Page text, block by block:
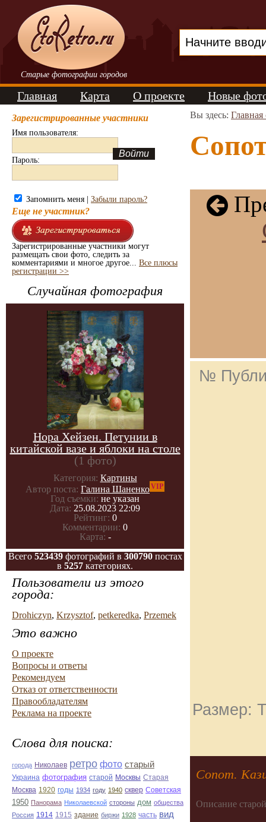
Старые фотографии городов
Главная Карта О проекте Новые
Зарегистрированные участники
Имя пользователя:
Пароль:
Запомнить меня | Забыли пароль?
Еще не участник?
Зарегистрированные участники могут
размещать свои фото, следить за
комментариями и многое другое... Все плюсы
регистрации >>
Случайная фотография
Нора Хейзен. Петунии в
китайской вазе и яблоки на столе
(1 фото)
Категория: Картины
Автор поста: Галина ШаненкоVIP
Год съемки: не указан
Дата: 25.08.2023 22:09
Рейтинг: 0
Комментарии: 0
Карта: -
Всего 523439фотографий в 300790постах
в 5257 категориях.
Пользователи из этого
города:
Drohiczyn, Krzysztof, petkeredka, Przemek
Это важно
О проекте
Вопросы и ответы
Рекомендуем
Отказ от ответственности
Правообладателям
Реклама на проекте
Слова для поиска:
города Николаев ретро фото старый
Украина фотография старой Москвы Старая
Москва 1920 годы 1934 году 1940 сквер Советская
1950 Панорама Николаевской стороны дом общества
Россия 1914 1915 здание биржи 1928 часть вид
Вы здесь: Главная
№
Размер:
Сопот.
Описание